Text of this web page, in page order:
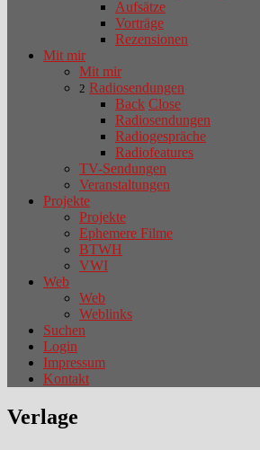
Aufsätze
Vorträge
Rezensionen
Mit mir
Mit mir
2 Radiosendungen
Back Close
Radiosendungen
Radiogespräche
Radiofeatures
TV-Sendungen
Veranstaltungen
Projekte
Projekte
Ephemere Filme
BTWH
VWI
Web
Web
Weblinks
Suchen
Login
Impressum
Kontakt
Verlage